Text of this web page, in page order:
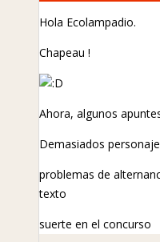
Hola Ecolampadio.
Chapeau !
Ahora, algunos
Demasiados
problemas de
texto
suerte en el concurso